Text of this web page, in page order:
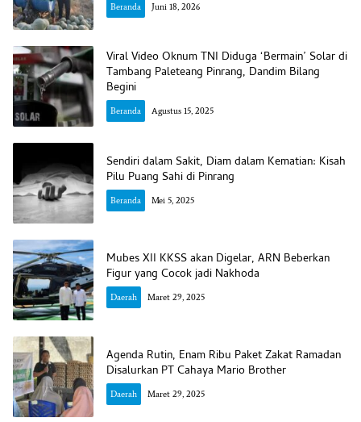
Beranda Juni 18, 2026
Viral Video Oknum TNI Diduga ‘Bermain’ Solar di
Tambang Paleteang Pinrang, Dandim Bilang
Begini
Beranda Agustus 15, 2025
Sendiri dalam Sakit, Diam dalam Kematian: Kisah
Pilu Puang Sahi di Pinrang
Beranda Mei 5, 2025
Mubes XII KKSS akan Digelar, ARN Beberkan
Figur yang Cocok jadi Nakhoda
Daerah Maret 29, 2025
Agenda Rutin, Enam Ribu Paket Zakat Ramadan
Disalurkan PT Cahaya Mario Brother
Daerah Maret 29, 2025